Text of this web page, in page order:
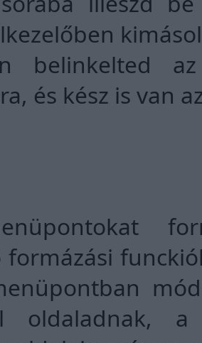
belinkelted
és kész is van
oldaladnak,